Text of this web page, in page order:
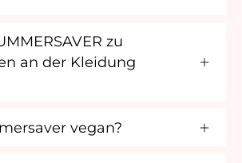
zu
an der Kleidung
vegan?